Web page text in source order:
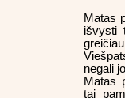
Matas
išvysti
negali
Matas
tai